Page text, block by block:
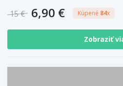
15 € 6,90 € Kúpené 84x
Zobraziť